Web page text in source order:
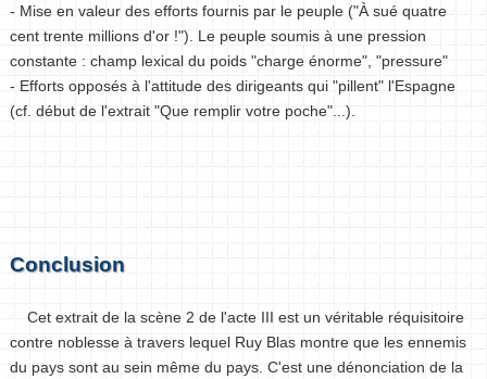
- Mise en valeur des efforts fournis par le peuple ("À sué quatre
cent trente millions d'or !"). Le peuple soumis à une pression
constante : champ lexical du poids "charge énorme", "pressure"
- Efforts opposés à l'attitude des dirigeants qui "pillent" l'Espagne
(cf. début de l'extrait "Que remplir votre poche"...).
Conclusion
Cet extrait de la scène 2 de l'acte III est un véritable réquisitoire
contre noblesse à travers lequel Ruy Blas montre que les ennemis
du pays sont au sein même du pays. C'est une dénonciation de la